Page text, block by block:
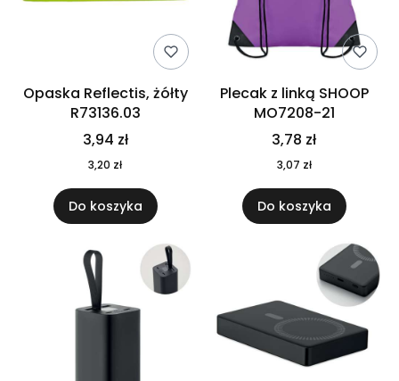
Opaska Reflectis, żółty
R73136.03
3,94 zł
3,20 zł
Do koszyka
Plecak z linką SHOOP
MO7208-21
3,78 zł
3,07 zł
Do koszyka